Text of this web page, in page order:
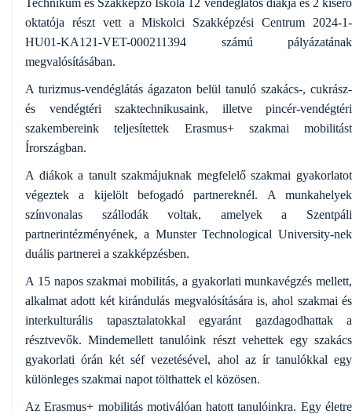
Technikum és Szakképző Iskola 12 vendéglátós diákja és 2 kisérő
oktatója részt vett a Miskolci Szakképzési Centrum 2024-1-
HU01-KA121-VET-000211394 számú
pályázatának
megvalósításában.
A turizmus-vendéglátás ágazaton belül tanuló szakács-, cukrász-
és vendégtéri szaktechnikusaink, illetve pincér-vendégtéri
szakembereink teljesítettek Erasmus+ szakmai mobilitást
Írországban.
A diákok a tanult szakmájuknak megfelelő szakmai gyakorlatot
végeztek a kijelölt befogadó partnereknél. A munkahelyek
színvonalas szállodák voltak, amelyek a Szentpáli
partnerintézményének, a Munster Technological University-nek
duális partnerei a szakképzésben.
A 15 napos szakmai mobilitás, a gyakorlati munkavégzés mellett,
alkalmat adott két kirándulás megvalósítására is, ahol szakmai és
interkulturális tapasztalatokkal egyaránt gazdagodhattak a
résztvevők. Mindemellett tanulóink részt vehettek egy szakács
gyakorlati órán két séf vezetésével, ahol az ír tanulókkal egy
különleges szakmai napot tölthattek el közösen.
Az Erasmus+ mobilitás motiválóan hatott tanulóinkra. Egy életre